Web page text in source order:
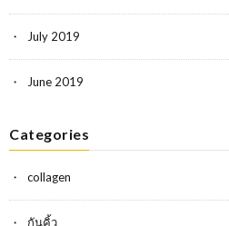
July 2019
June 2019
Categories
collagen
กันคิ้ว